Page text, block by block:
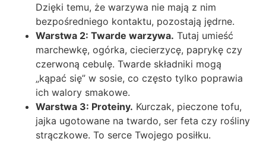
Dzięki temu, że warzywa nie mają z nim
bezpośredniego kontaktu, pozostają jędrne.
Warstwa 2: Twarde warzywa. Tutaj umieść
marchewkę, ogórka, ciecierzycę, paprykę czy
czerwoną cebulę. Twarde składniki mogą
„kąpać się” w sosie, co często tylko poprawia
ich walory smakowe.
Warstwa 3: Proteiny. Kurczak, pieczone tofu,
jajka ugotowane na twardo, ser feta czy rośliny
strączkowe. To serce Twojego posiłku.